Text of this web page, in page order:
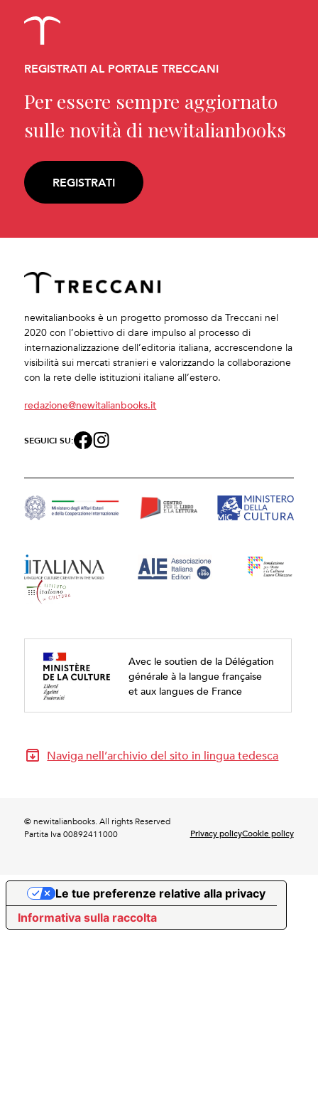
REGISTRATI AL PORTALE TRECCANI
Per essere sempre aggiornato
sulle novità di newitalianbooks
REGISTRATI
newitalianbooks è un progetto promosso da Treccani nel
2020 con l’obiettivo di dare impulso al processo di
internazionalizzazione dell’editoria italiana, accrescendone la
visibilità sui mercati stranieri e valorizzando la collaborazione
con la rete delle istituzioni italiane all’estero.
redazione@newitalianbooks.it
SEGUICI SU:
Avec le soutien de la Délégation
générale à la langue française
et aux langues de France
Naviga nell’archivio del sito in lingua tedesca
© newitalianbooks. All rights Reserved
Partita Iva 00892411000
Privacy policyCookie policy
Informativa sulla raccolta
Le tue preferenze relative alla privacy